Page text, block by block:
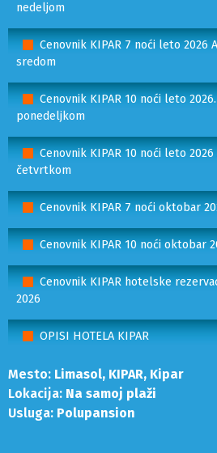
nedeljom
Cenovnik KIPAR 7 noći leto 2026
sredom
Cenovnik KIPAR 10 noći leto
ponedeljkom
Cenovnik KIPAR 10 noći leto
četvrtkom
Cenovnik KIPAR 7 noći oktobar
Cenovnik KIPAR 10 noći oktobar
Cenovnik KIPAR hotelske
2026
OPISI HOTELA KIPAR
Mesto: Limasol, KIPAR, Kipar
Lokacija: Na samoj plaži
Usluga: Polupansion